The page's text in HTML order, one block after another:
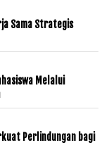
Sama Strategis
Melalui
Perlindungan bagi